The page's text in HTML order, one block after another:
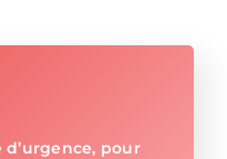
d’urgence, pour